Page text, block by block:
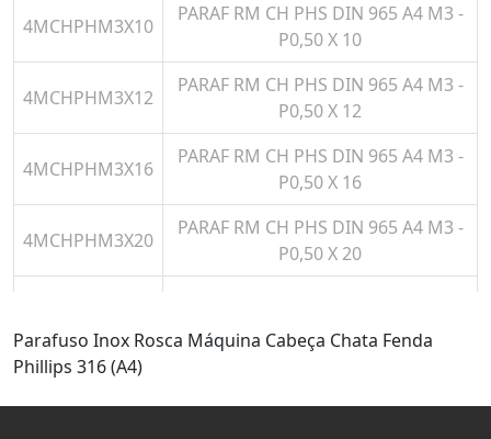
4MCHPHM3X10
PARAF RM CH PHS DIN 965 A4 M3 -
P0,50 X 10
4MCHPHM3X12
PARAF RM CH PHS DIN 965 A4 M3 -
P0,50 X 12
4MCHPHM3X16
PARAF RM CH PHS DIN 965 A4 M3 -
P0,50 X 16
4MCHPHM3X20
PARAF RM CH PHS DIN 965 A4 M3 -
P0,50 X 20
4MCHPHM3X30
Parafuso Inox Rosca Máquina Cabeça Chata Fenda
Phillips 316 (A4)